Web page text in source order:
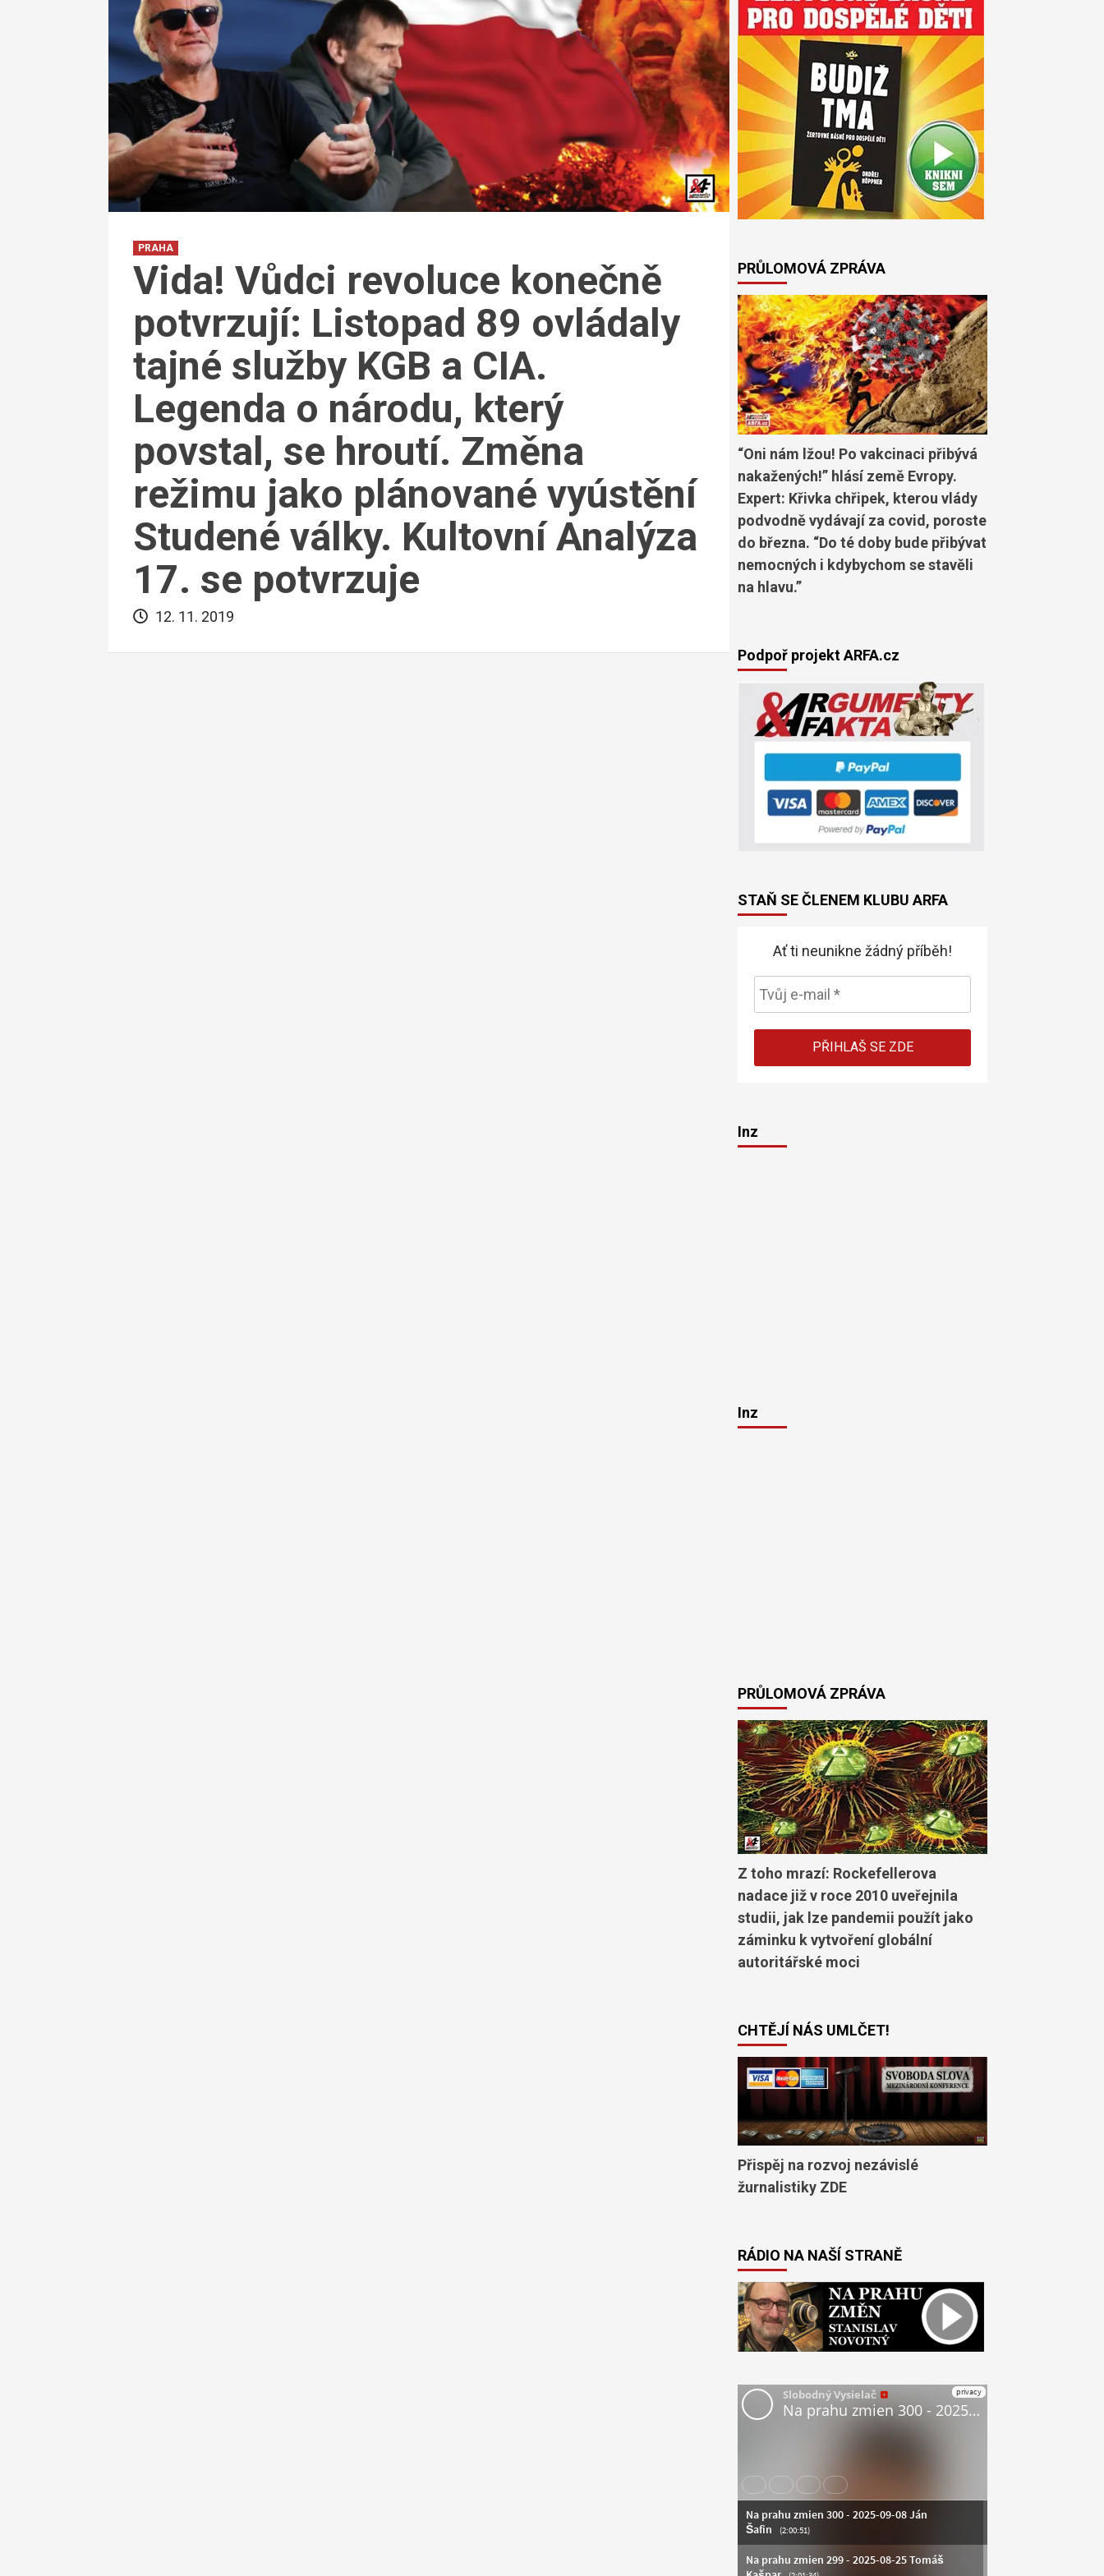
PRAHA
Vida! Vůdci revoluce konečně
potvrzují: Listopad 89 ovládaly
tajné služby KGB a CIA.
Legenda o národu, který
povstal, se hroutí. Změna
režimu jako plánované vyústění
Studené války. Kultovní Analýza
17. se potvrzuje
12. 11. 2019
PRŮLOMOVÁ ZPRÁVA
“Oni nám lžou! Po vakcinaci přibývá
nakažených!” hlásí země Evropy.
Expert: Křivka chřipek, kterou vlády
podvodně vydávají za covid, poroste
do března. “Do té doby bude přibývat
nemocných i kdybychom se stavěli
na hlavu.”
Podpoř projekt ARFA.cz
STAŇ SE ČLENEM KLUBU ARFA
Ať ti neunikne žádný příběh!
Inz
Inz
PRŮLOMOVÁ ZPRÁVA
Z toho mrazí: Rockefellerova
nadace již v roce 2010 uveřejnila
studii, jak lze pandemii použít jako
záminku k vytvoření globální
autoritářské moci
CHTĚJÍ NÁS UMLČET!
Přispěj na rozvoj nezávislé
žurnalistiky ZDE
RÁDIO NA NAŠÍ STRANĚ